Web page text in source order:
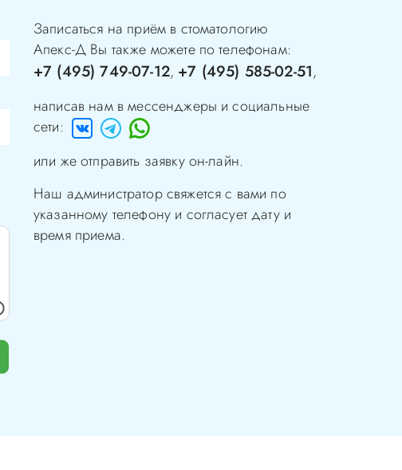
Записаться на приём в стоматологию
Апекс-Д Вы также можете по телефонам:
+7 (495) 749-07-12, +7 (495) 585-02-51,
написав нам в мессенджеры и социальные
сети:
или же отправить заявку он-лайн.
Наш администратор свяжется с вами по
указанному телефону и согласует дату и
время приема.